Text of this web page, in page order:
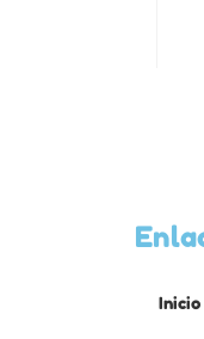
Inicio